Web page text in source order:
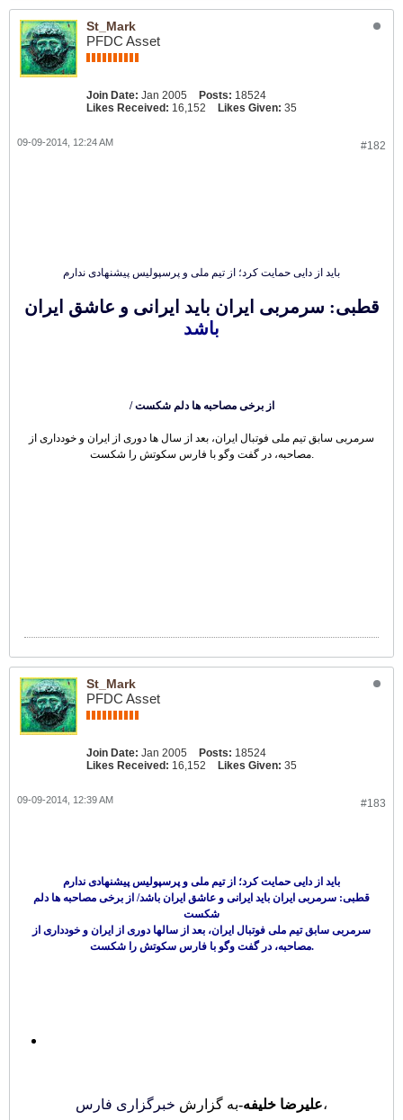
St_Mark
PFDC Asset
Join Date: Jan 2005 Posts: 18524
Likes Received: 16,152 Likes Given: 35
#182
09-09-2014, 12:24 AM
باید از دایی حمایت کرد؛ از تیم ملی و پرسپولیس پیشنهادی ندارم
قطبی: سرمربی ایران باید ایرانی و عاشق ایران
باشد
/ از برخی مصاحبه ها دلم شکست
سرمربی سابق تیم ملی فوتبال ایران، بعد از سال ها دوری از ایران و خودداری از
مصاحبه، در گفت وگو با فارس سکوتش را شکست.
St_Mark
PFDC Asset
Join Date: Jan 2005 Posts: 18524
Likes Received: 16,152 Likes Given: 35
#183
09-09-2014, 12:39 AM
باید از دایی حمایت کرد؛ از تیم ملی و پرسپولیس پیشنهادی ندارم
قطبی: سرمربی ایران باید ایرانی و عاشق ایران باشد/ از برخی مصاحبه ها دلم
شکست
سرمربی سابق تیم ملی فوتبال ایران، بعد از سالها دوری از ایران و خودداری از
مصاحبه، در گفت وگو با فارس سکوتش را شکست.
علیرضا خلیفه-به گزارش خبرگزاری فارس ،